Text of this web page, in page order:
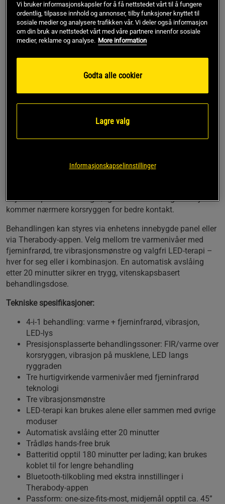
Trådløst, bærbart og hands‑free – komfortabelt
stående, sittende eller liggende.
Tilpass behandlingen via kontrollpanelet eller
Bluetooth i Therabody‑appen.
kompresjonsstropper.
ThermBack LED leverer vitenskapsbaserte doser av hver
terapi: jevn varme med fjerninfrarød over hele korsryggen,
vibrasjon over musklene og LED‑lys langs ryggraden. I
spenninger, forbedre bevegeligheten, redusere stivhet og
Den slanke, komfortable utformingen sitter godt på kroppen
finjustere passformen og sørger for at varme og vibrasjon
kommer nærmere korsryggen for bedre kontakt.
Behandlingen kan styres via enhetens innebygde panel eller
via Therabody‑appen. Velg mellom tre varmenivåer med
fjerninfrarød, tre vibrasjonsmønstre og valgfri LED‑terapi –
hver for seg eller i kombinasjon. En automatisk avslåing
etter 20 minutter sikrer en trygg, vitenskapsbasert
behandlingsdose.
Tekniske spesifikasjoner:
4‑i‑1 behandling: varme + fjerninfrarød, vibrasjon,
LED‑lys
Presisjonsplasserte behandlingssoner: FIR/varme over
korsryggen, vibrasjon på musklene, LED langs
ryggraden
Tre hurtigvirkende varmenivåer med fjerninfrarød
teknologi
Tre vibrasjonsmønstre
LED‑terapi kan brukes alene eller sammen med øvrige
moduser
Automatisk avslåing etter 20 minutter
Trådløs hands‑free bruk
Batteritid opptil 180 minutter per lading; kan brukes
koblet til for lengre behandling
Bluetooth‑tilkobling med ekstra innstillinger i
Therabody‑appen
Passform: one‑size‑fits‑most, midjemål opptil ca. 45”
Vi bruker informasjonskapsler for å få nettstedet vårt til å fungere
ordentlig, tilpasse innhold og annonser, tilby funksjoner knyttet til
sosiale medier og analysere trafikken vår. Vi deler også informasjon
om din bruk av nettstedet vårt med våre partnere innenfor sosiale
medier, reklame og analyse. More information
Godta alle cookier
Lagre valg
Informasjonskapselinnstillinger